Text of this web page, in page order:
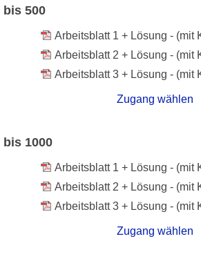
bis 500
Arbeitsblatt 1 + Lösung - (mit
Arbeitsblatt 2 + Lösung - (mit
Arbeitsblatt 3 + Lösung - (mit
Zugang wählen
bis 1000
Arbeitsblatt 1 + Lösung - (mit
Arbeitsblatt 2 + Lösung - (mit
Arbeitsblatt 3 + Lösung - (mit
Zugang wählen